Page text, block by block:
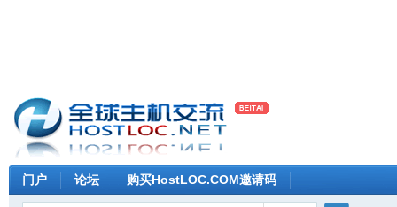
门户 论坛 购买HostLOC.COM邀请码